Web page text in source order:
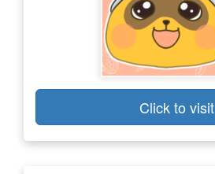
Click to visit